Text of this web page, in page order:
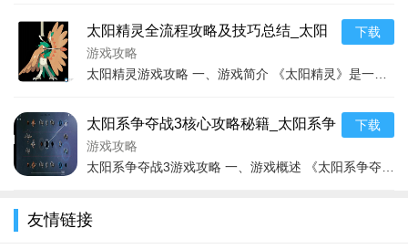
太阳精灵全流程攻略及技巧总结_太阳
精灵新手入门到高手进阶指南
游戏攻略
下载
太阳系争夺战3核心攻略秘籍_太阳系争
夺战3最新战术解析
游戏攻略
下载
友情链接